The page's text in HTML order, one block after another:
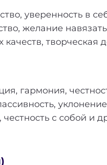
уверенность в
желание
качеств,
гармония,
с собой и